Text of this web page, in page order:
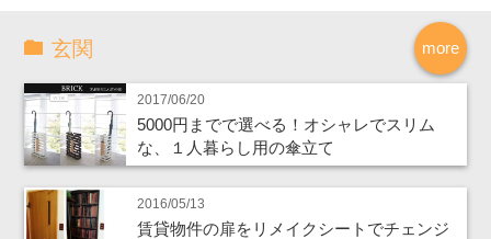
more
玄関
2017/06/20
5000円までで選べる！オシャレでスリム
な、１人暮らし用の傘立て
2016/05/13
賃貸物件の扉をリメイクシートでチェンジ